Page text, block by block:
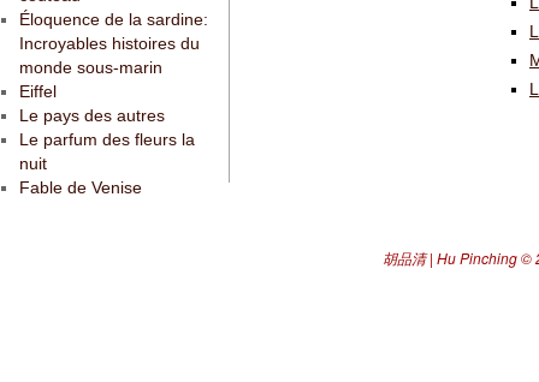
Éloquence de la sardine:
Incroyables histoires du
monde sous-marin
Eiffel
Le pays des autres
Le parfum des fleurs la
nuit
Fable de Venise
胡品清 | Hu Pinching©